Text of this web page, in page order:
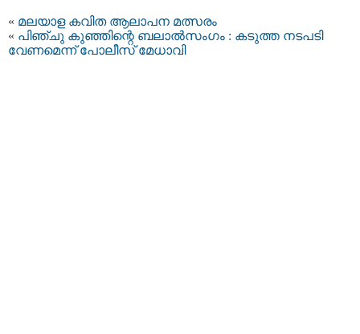
« മലയാള കവിത ആലാപന മത്സരം
« പിഞ്ചു കുഞ്ഞിന്റെ ബലാല്‍സംഗം : കടുത്ത നടപടി
വേണമെന്ന് പോലീസ്‌ മേധാവി